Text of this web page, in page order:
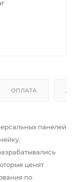
ОПЛАТА
панелей
ценят
по